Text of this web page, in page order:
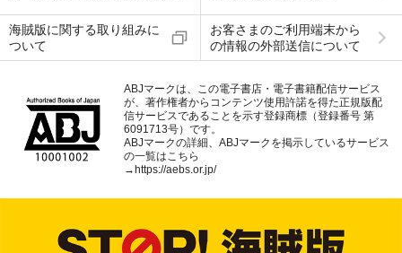
海賊版に関する取り組みに
ついて
お客さまのご利用端末から
の情報の外部送信について
ABJマークは、この電子書店・電子書籍配信サービス
が、著作権者からコンテンツ使用許諾を得た正規版配
信サービスであることを示す登録商標（登録番号 第
6091713号）です。
ABJマークの詳細、ABJマークを掲示しているサービス
の一覧はこちら
→https://aebs.or.jp/